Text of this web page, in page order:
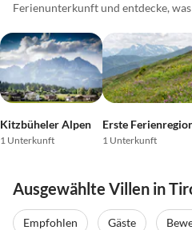
Ferienunterkunft und entdecke,
Kitzbüheler Alpen
1 Unterkunft 1 Unterkunft
Ausgewählte Villen in
Empfohlen Gäste